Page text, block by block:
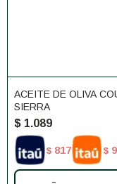
ACEITE DE OLIVA
SIERRA
$ 1.089
$ 817 $
-